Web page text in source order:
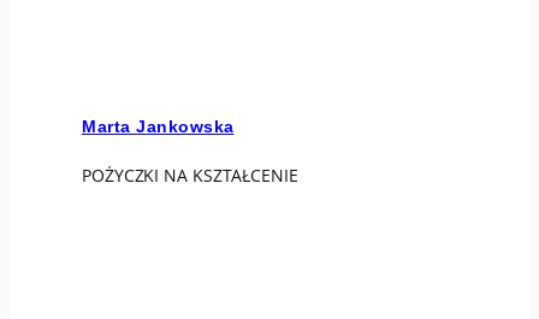
Marta Jankowska
POŻYCZKI NA KSZTAŁCENIE